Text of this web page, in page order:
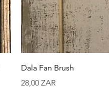
Aperçu rapide
Dala Fan Brush
Prix
28,00 ZAR